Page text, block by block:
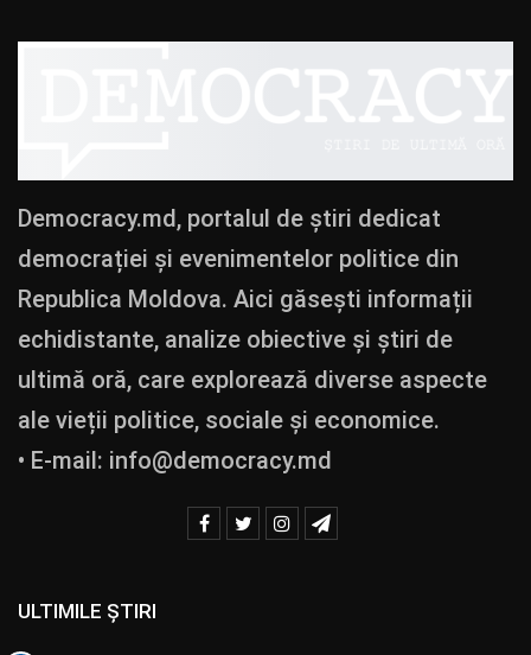
Democracy.md, portalul de știri dedicat
democrației și evenimentelor politice din
Republica Moldova. Aici găsești informații
echidistante, analize obiective și știri de
ultimă oră, care explorează diverse aspecte
ale vieții politice, sociale și economice.
• E-mail: info@democracy.md
ULTIMILE ȘTIRI